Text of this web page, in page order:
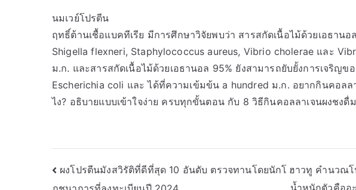
นมเวย์โปรตีน
ฤทธิ์ต้านเชื้อแบคทีเรีย มีการศึกษาวิจัยพบว่า สารสกัดเนื้อไม้ด้วยเอธานอ
Shigella flexneri, Staphylococcus aureus, Vibrio cholerae และ
ม.ก. และสารสกัดเนื้อไม้ด้วยเอธานอล 95% ยังสามารถยับยั้งการเจริญข
Escherichia coli และ ได้ที่ความเข้มข้น a hundred ม.ก. อยากกินคอลล
ไง? อธิบายแบบเข้าใจง่าย ครบทุกขั้นตอน กับ 8 วิธีกินคอลลาเจนผงชงดื่
Post
ผงโปรตีนมังสวิรัติที่ดีที่สุด 10 อันดับ ตรวจทานโดยนักโ ฮาวทู คำนวณ